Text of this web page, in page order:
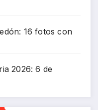
16 fotos con
2026: 6 de